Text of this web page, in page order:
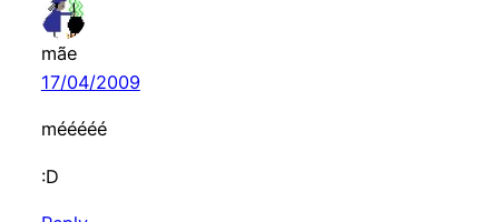
mãe
17/04/2009
mééééé
:D